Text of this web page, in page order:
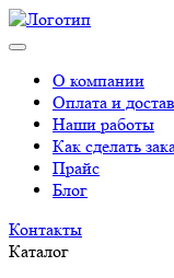
О компании
Оплата и
Наши работы
Как сделать
Прайс
Блог
Контакты
Каталог